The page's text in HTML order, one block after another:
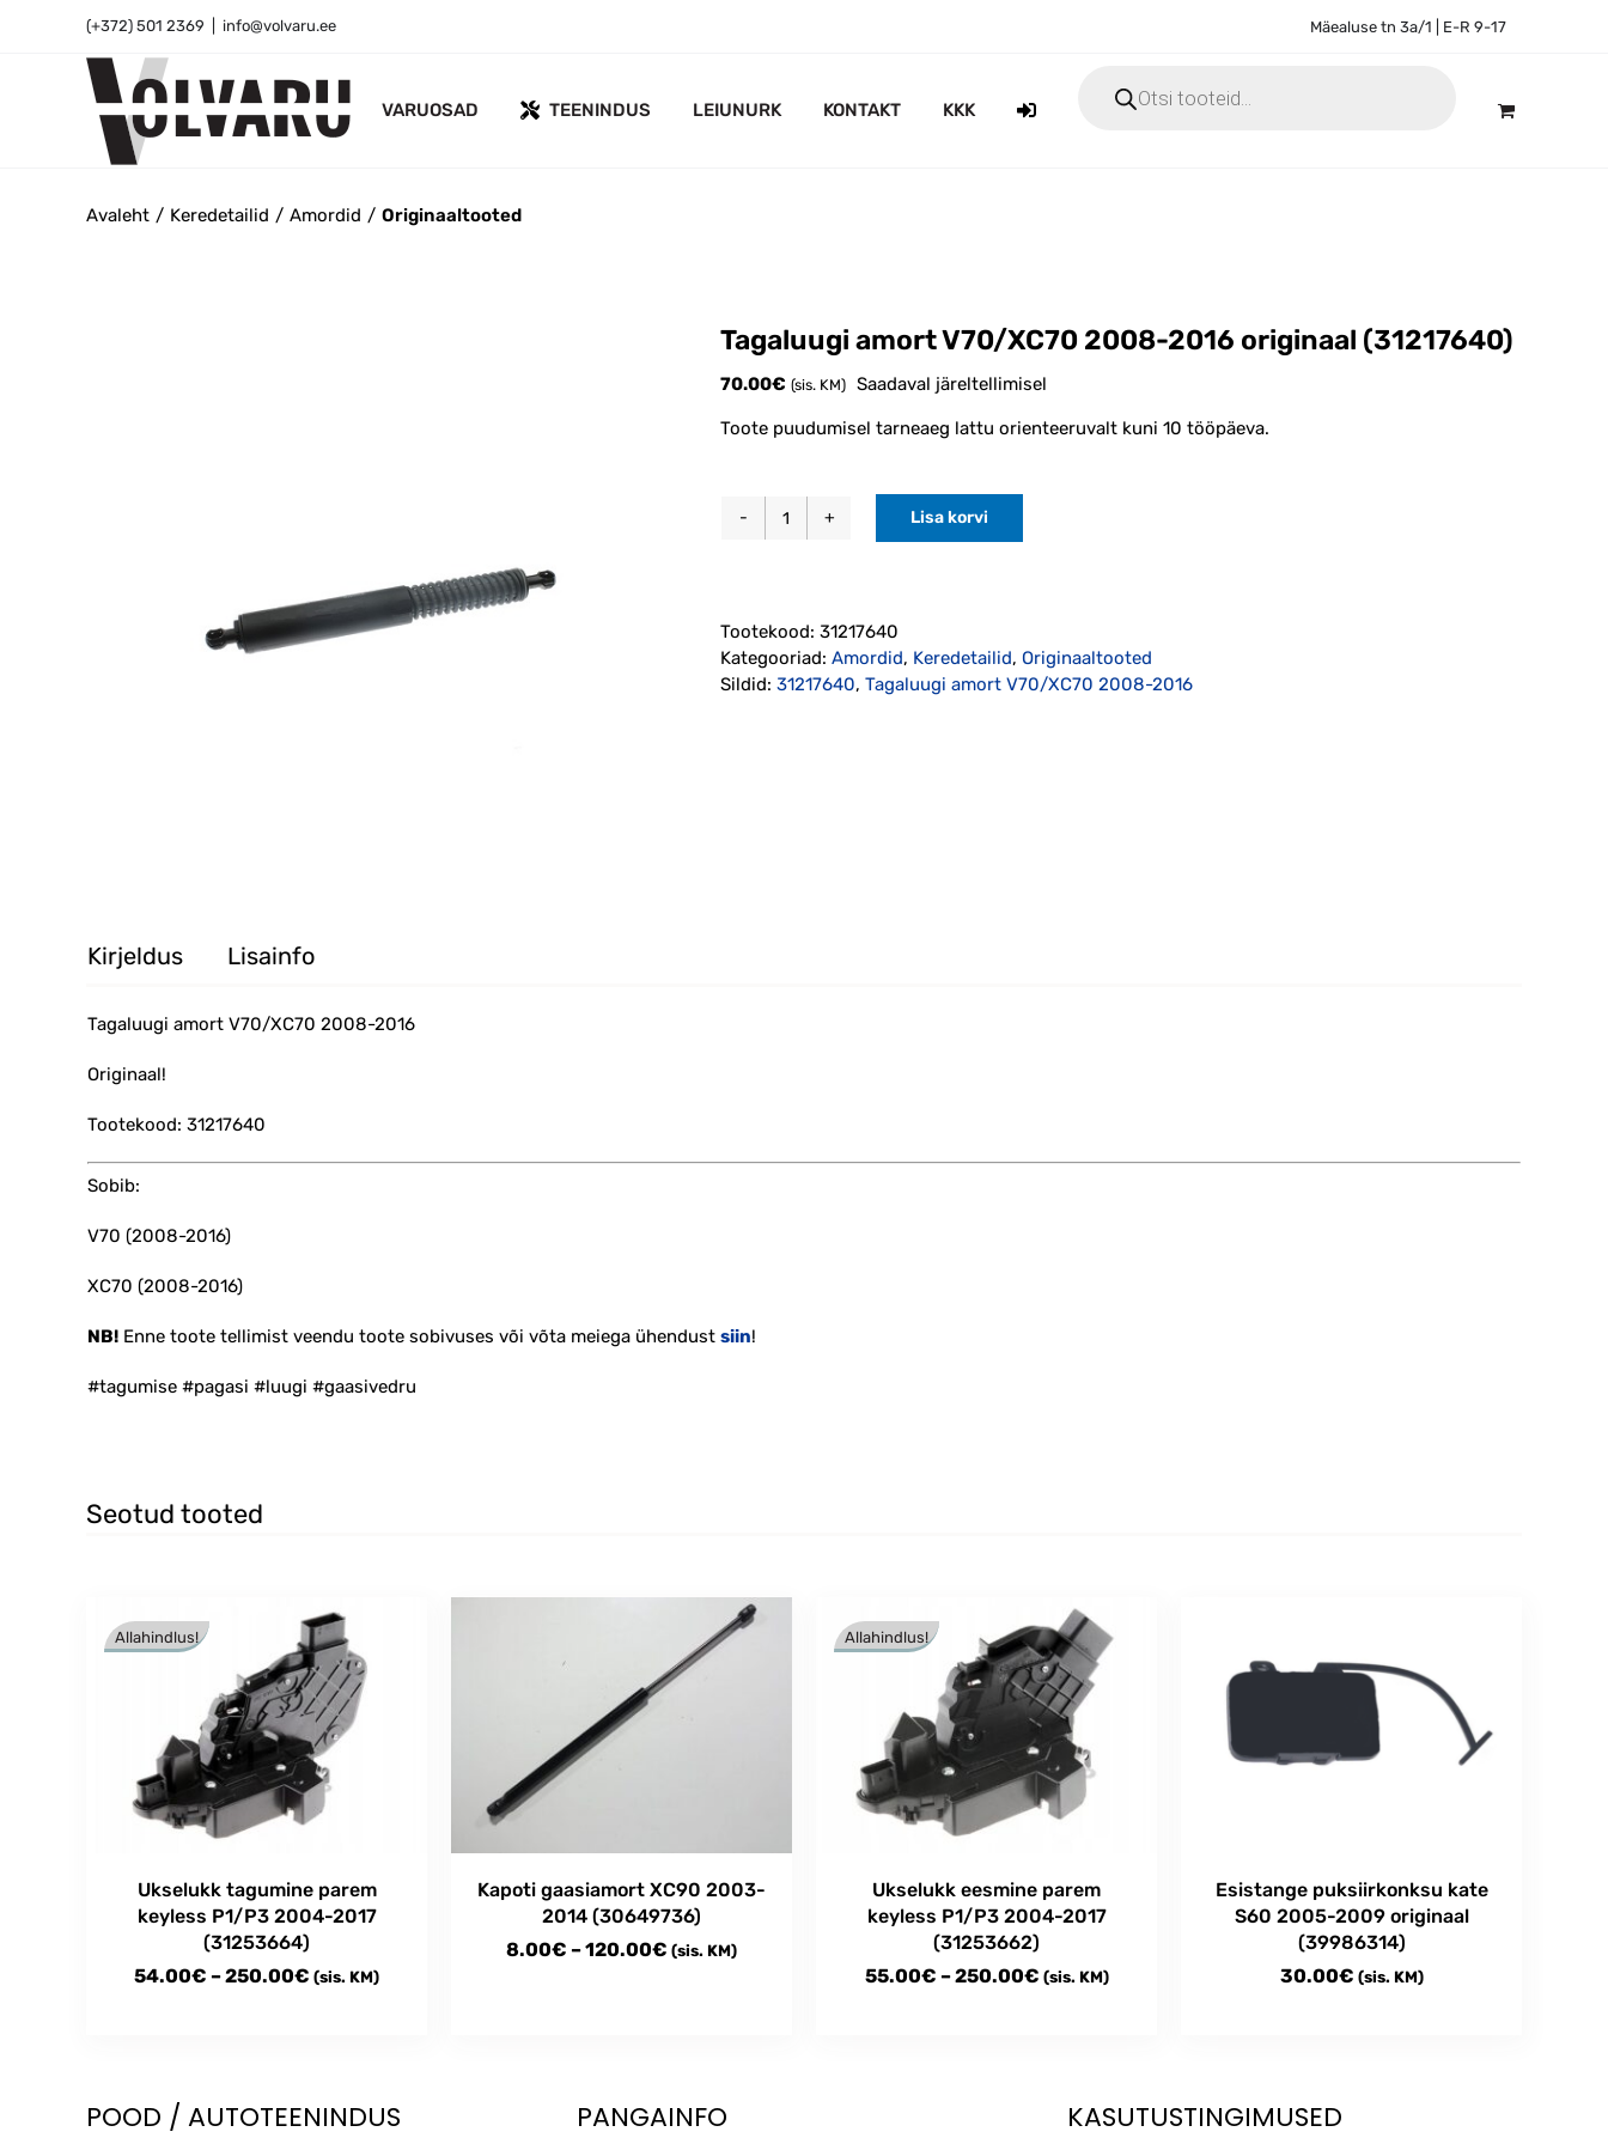
(+372) 501 2369 info@volvaru.ee Mäealuse tn 3a/1 | E-R 9-17
VARUOSAD TEENINDUS LEIUNURK KONTAKT KKK
search
Avaleht Keredetailid Amordid Originaaltooted
Tagaluugi amort V70/XC70 2008-2016 originaal (31217640)
70.00€ (sis. KM) Saadaval järeltellimisel
Toote puudumisel tarneaeg lattu orienteeruvalt kuni 10 tööpäeva.
Tagaluugi
2016
originaal
(31217640)
Lisa korvi
Tootekood: 31217640
Kategooriad: Amordid, Keredetailid, Originaaltooted
Sildid: 31217640, Tagaluugi amort V70/XC70 2008-2016
Kirjeldus Lisainfo
Tagaluugi amort V70/XC70 2008-2016
Originaal!
Tootekood: 31217640
Sobib:
V70 (2008-2016)
XC70 (2008-2016)
NB! Enne toote tellimist veendu toote sobivuses või võta meiega ühendust siin!
#tagumise #pagasi #luugi #gaasivedru
Seotud tooted
Allahindlus!
Ukselukk tagumine parem
keyless P1/P3 2004-2017
(31253664)
54.00€ –250.00€ Price
250.00€
(sis. KM)
multiple
variants.
Kapoti gaasiamort XC90 2003-
2014 (30649736)
8.00€ –120.00€ Price
(sis. KM)
Allahindlus!
Ukselukk eesmine parem
keyless P1/P3 2004-2017
(31253662)
55.00€ –250.00€Price
250.00€
(sis. KM)
Esistange puksiirkonksu kate
S60 2005-2009 originaal
(39986314)
30.00€ (sis. KM)
POOD / AUTOTEENINDUS PANGAINFO KASUTUSTINGIMUSED